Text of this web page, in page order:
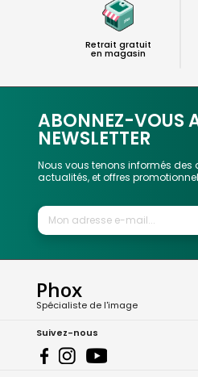
Retrait gratuit
en magasin
ABONNEZ-VOUS
NEWSLETTER
Nous vous tenons informés des
actualités, et offres
Phox
Spécialiste de l'image
Suivez-nous